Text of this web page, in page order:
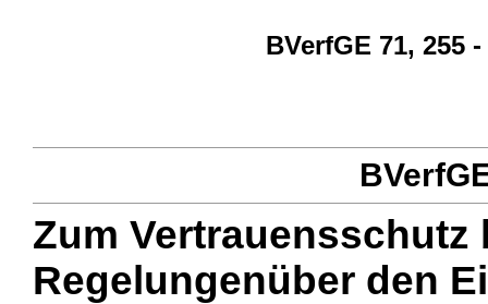
BVerfGE 71, 255
Zum
Regelungenüber den